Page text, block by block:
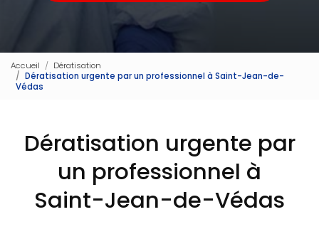
Accueil
Dératisation
Dératisation urgente par un professionnel à Saint-Jean-de-
Védas
Dératisation urgente par
un professionnel à
Saint-Jean-de-Védas